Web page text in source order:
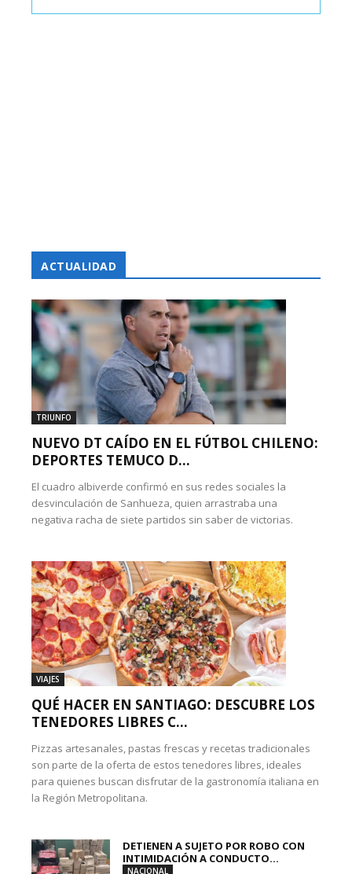
ACTUALIDAD
TRIUNFO
NUEVO DT CAÍDO EN EL FÚTBOL CHILENO:
DEPORTES TEMUCO D...
El cuadro albiverde confirmó en sus redes sociales la
desvinculación de Sanhueza, quien arrastraba una
negativa racha de siete partidos sin saber de victorias.
VIAJES
QUÉ HACER EN SANTIAGO: DESCUBRE LOS
TENEDORES LIBRES C...
Pizzas artesanales, pastas frescas y recetas tradicionales
son parte de la oferta de estos tenedores libres, ideales
para quienes buscan disfrutar de la gastronomía italiana en
la Región Metropolitana.
DETIENEN A SUJETO POR ROBO CON
INTIMIDACIÓN A CONDUCTO...
NACIONAL